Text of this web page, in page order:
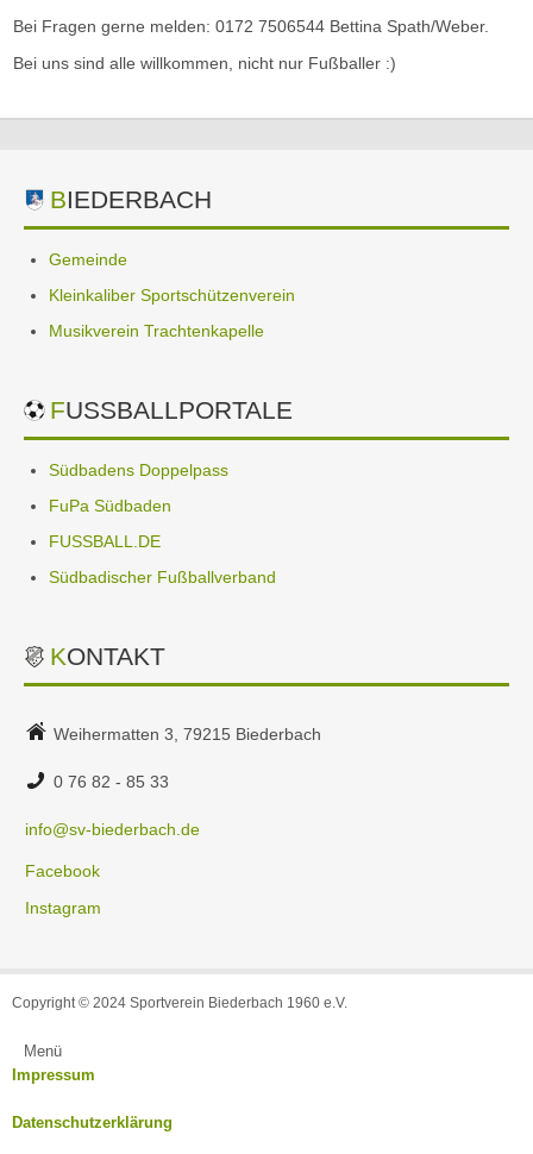
Bei Fragen gerne melden: 0172 7506544 Bettina Spath/Weber.
Bei uns sind alle willkommen, nicht nur Fußballer :)
BIEDERBACH
Gemeinde
Kleinkaliber Sportschützenverein
Musikverein Trachtenkapelle
FUSSBALLPORTALE
Südbadens Doppelpass
FuPa Südbaden
FUSSBALL.DE
Südbadischer Fußballverband
KONTAKT
Weihermatten 3, 79215 Biederbach
0 76 82 - 85 33
info@sv-biederbach.de
Facebook
Instagram
Copyright © 2024 Sportverein Biederbach 1960 e.V.
Menü
Impressum
Datenschutzerklärung